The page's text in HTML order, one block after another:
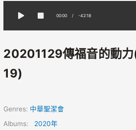
00:00 / -42:18
20201129傳福音的動
19)
Genres: 中華聖潔會
Albums: 2020年